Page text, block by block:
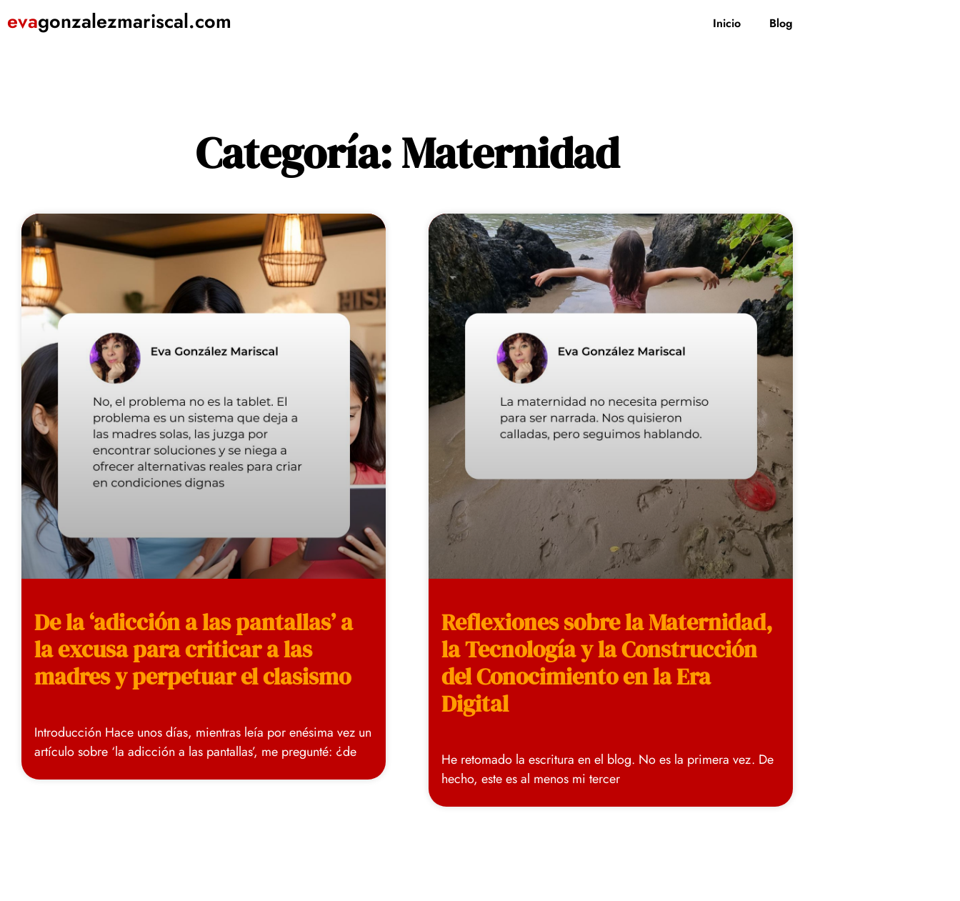
evagonzalezmariscal.com Inicio Blog
Categoría: Maternidad
De la ‘adicción a las pantallas’ a
la excusa para criticar a las
madres y perpetuar el clasismo
Introducción Hace unos días, mientras leía por enésima vez un
artículo sobre ‘la adicción a las pantallas’, me pregunté: ¿de
Reflexiones sobre la Maternidad,
la Tecnología y la Construcción
del Conocimiento en la Era
Digital
He retomado la escritura en el blog. No es la primera vez. De
hecho, este es al menos mi tercer